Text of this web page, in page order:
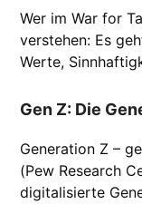
Wer im War for
verstehen: Es
Werte,
Gen Z: Die
Generation Z –
(Pew Research
digitalisierte